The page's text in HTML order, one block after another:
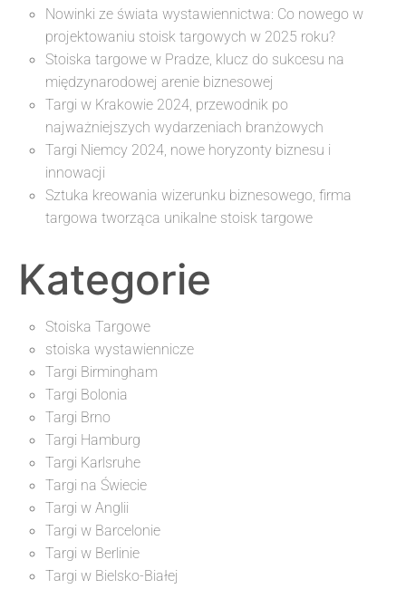
Nowinki ze świata wystawiennictwa: Co nowego w
projektowaniu stoisk targowych w 2025 roku?
Stoiska targowe w Pradze, klucz do sukcesu na
międzynarodowej arenie biznesowej
Targi w Krakowie 2024, przewodnik po
najważniejszych wydarzeniach branżowych
Targi Niemcy 2024, nowe horyzonty biznesu i
innowacji
Sztuka kreowania wizerunku biznesowego, firma
targowa tworząca unikalne stoisk targowe
Kategorie
Stoiska Targowe
stoiska wystawiennicze
Targi Birmingham
Targi Bolonia
Targi Brno
Targi Hamburg
Targi Karlsruhe
Targi na Świecie
Targi w Anglii
Targi w Barcelonie
Targi w Berlinie
Targi w Bielsko-Białej